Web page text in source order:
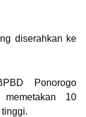
diserahkan ke
Ponorogo
memetakan 10